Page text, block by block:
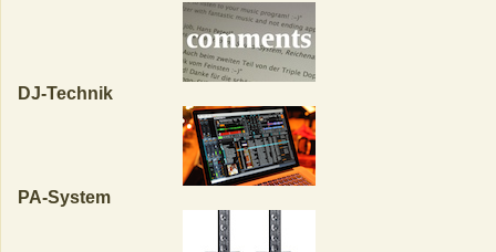
DJ-Technik
PA-System